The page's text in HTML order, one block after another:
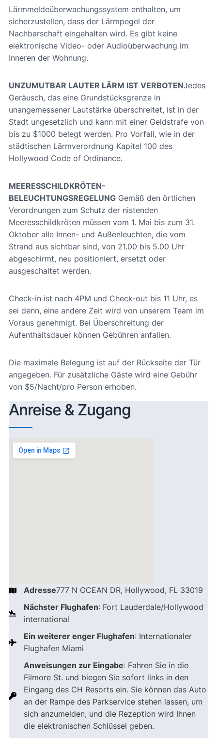
Lärmmeldeüberwachungssystem enthalten, um
sicherzustellen, dass der Lärmpegel der
Nachbarschaft eingehalten wird. Es gibt keine
elektronische Video- oder Audioüberwachung im
Inneren der Wohnung.
UNZUMUTBAR LAUTER LÄRM IST VERBOTENJedes
Geräusch, das eine Grundstücksgrenze in
unangemessener Lautstärke überschreitet, ist in der
Stadt ungesetzlich und kann mit einer Geldstrafe von
bis zu $1000 belegt werden. Pro Vorfall, wie in der
städtischen Lärmverordnung Kapitel 100 des
Hollywood Code of Ordinance.
MEERESSCHILDKRÖTEN-
BELEUCHTUNGSREGELUNG Gemäß den örtlichen
Verordnungen zum Schutz der nistenden
Meeresschildkröten müssen vom 1. Mai bis zum 31.
Oktober alle Innen- und Außenleuchten, die vom
Strand aus sichtbar sind, von 21.00 bis 5.00 Uhr
abgeschirmt, neu positioniert, ersetzt oder
ausgeschaltet werden.
Check-in ist nach 4PM und Check-out bis 11 Uhr, es
sei denn, eine andere Zeit wird von unserem Team im
Voraus genehmigt. Bei Überschreitung der
Aufenthaltsdauer können Gebühren anfallen.
Die maximale Belegung ist auf der Rückseite der Tür
angegeben. Für zusätzliche Gäste wird eine Gebühr
von $5/Nacht/pro Person erhoben.
Anreise & Zugang
Adresse777 N OCEAN DR, Hollywood, FL 33019
Nächster Flughafen: Fort Lauderdale/Hollywood
international
Ein weiterer enger Flughafen: Internationaler
Flughafen Miami
Anweisungen zur Eingabe: Fahren Sie in die
Filmore St. und biegen Sie sofort links in den
Eingang des CH Resorts ein. Sie können das Auto
an der Rampe des Parkservice stehen lassen, um
sich anzumelden, und die Rezeption wird Ihnen
die elektronischen Schlüssel geben.